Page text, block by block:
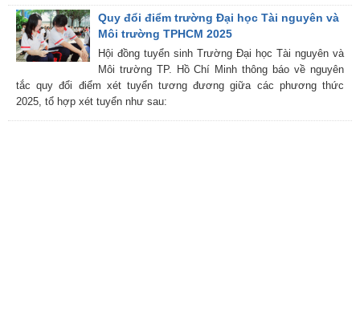
Quy đổi điểm trường Đại học Tài nguyên và
Môi trường TPHCM 2025
Hội đồng tuyển sinh Trường Đại học Tài nguyên và
Môi trường TP. Hồ Chí Minh thông báo về nguyên
tắc quy đổi điểm xét tuyển tương đương giữa các phương thức
2025, tổ hợp xét tuyển như sau: